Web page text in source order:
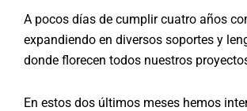
A pocos días de cumplir cuatro años
expandiendo en diversos soportes y
donde florecen todos nuestros
En estos dos últimos meses hemos